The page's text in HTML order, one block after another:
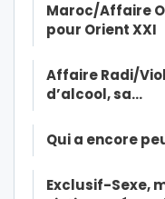
Maroc/Affaire
pour Orient XXI
Affaire Radi/
d’alcool, sa…
Qui a encore
Exclusif-Sexe,